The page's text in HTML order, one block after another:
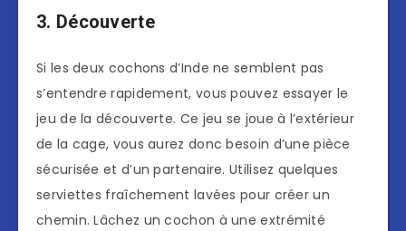
3. Découverte
Si les deux cochons d’Inde ne semblent pas
s’entendre rapidement, vous pouvez essayer le
jeu de la découverte. Ce jeu se joue à l’extérieur
de la cage, vous aurez donc besoin d’une pièce
sécurisée et d’un partenaire. Utilisez quelques
serviettes fraîchement lavées pour créer un
chemin. Lâchez un cochon à une extrémité